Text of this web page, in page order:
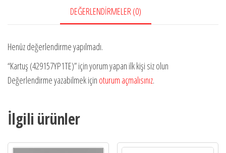
DEĞERLENDIRMELER (0)
Henüz değerlendirme yapılmadı.
“Kartuş (429157YP1TE)” için yorum yapan ilk kişi siz olun
Değerlendirme yazabilmek için oturum açmalısınız.
İlgili ürünler